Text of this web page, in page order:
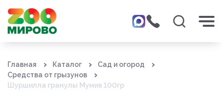
Главная Каталог
Сад и огород
Средства от грызунов
Шуршилла гранулы Мумия 100гр